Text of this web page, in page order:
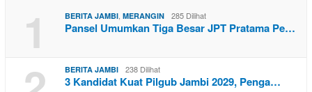
1 BERITA JAMBI, MERANGIN 285 Dilihat
Pansel Umumkan Tiga Besar JPT Pratama Pe…
BERITA JAMBI 238 Dilihat
3 Kandidat Kuat Pilgub Jambi 2029, Penga…